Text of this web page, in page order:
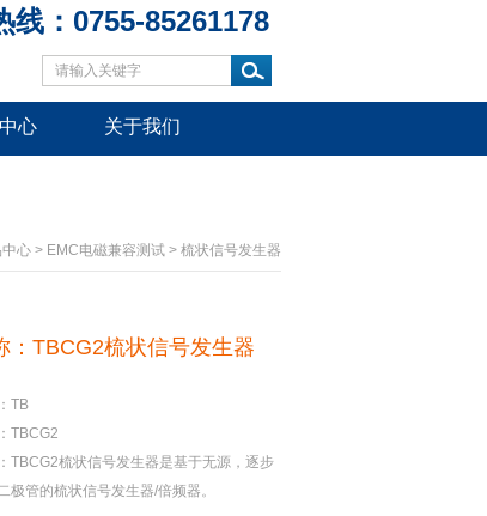
线：0755-85261178
心 关于我们
中心 > EMC电磁兼容测试 > 梳状信号发生器
：TBCG2梳状信号发生器
TB
TBCG2
TBCG2梳状信号发生器是基于无源，逐步
极管的梳状信号发生器/倍频器。